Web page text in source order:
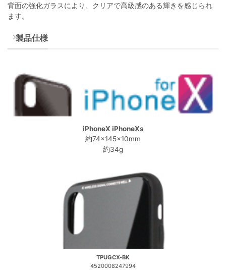
背面の強化ガラスにより、クリアで高級感のある輝きを感じられ
ます。
製品仕様
iPhoneX iPhoneXs
約74×145×10mm
約34g
TPUGCX-BK
4520008247994